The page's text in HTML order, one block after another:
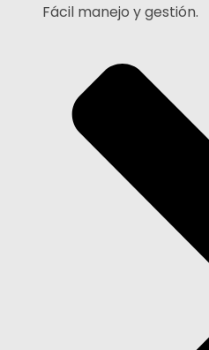
Fácil manejo y gestión.